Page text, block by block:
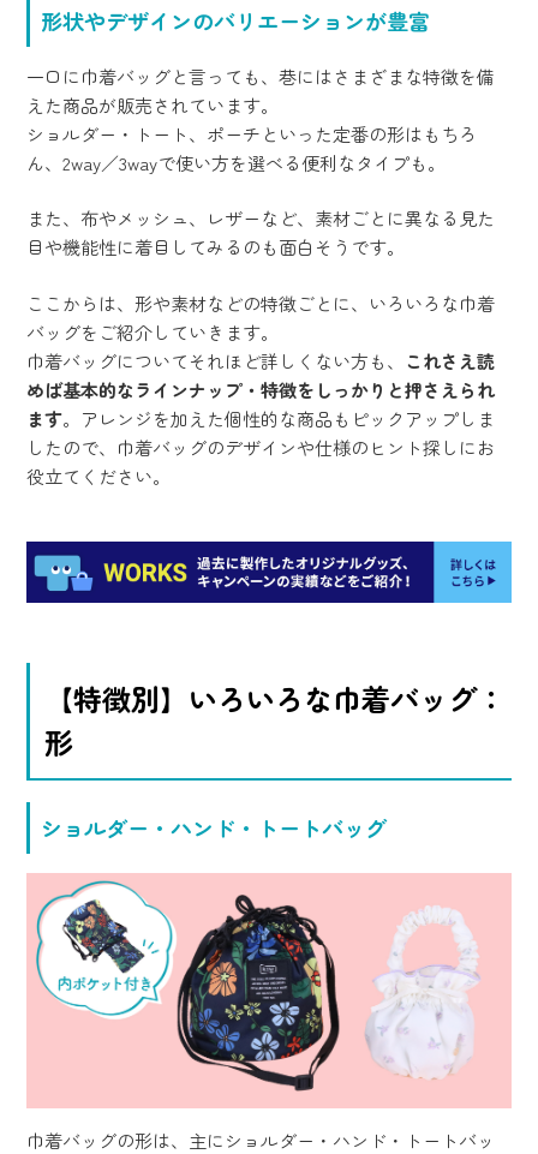
形状やデザインのバリエーションが豊富
一口に巾着バッグと言っても、巷にはさまざまな特徴を備
えた商品が販売されています。
ショルダー・トート、ポーチといった定番の形はもちろ
ん、2way／3wayで使い方を選べる便利なタイプも。
また、布やメッシュ、レザーなど、素材ごとに異なる見た
目や機能性に着目してみるのも面白そうです。
ここからは、形や素材などの特徴ごとに、いろいろな巾着
バッグをご紹介していきます。
巾着バッグについてそれほど詳しくない方も、 これさえ読
めば基本的なラインナップ・特徴をしっかりと押さえられ
ます。アレンジを加えた個性的な商品もピックアップしま
したので、巾着バッグのデザインや仕様のヒント探しにお
役立てください。
【特徴別】いろいろな巾着バッグ：
形
ショルダー・ハンド・トートバッグ
巾着バッグの形は、主にショルダー・ハンド・トートバッ